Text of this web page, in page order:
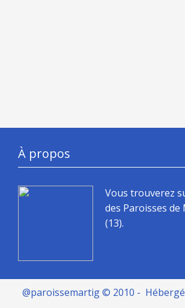
À propos
Vous trouverez
des Paroisses
(13).
@paroissemartig © 2010 -